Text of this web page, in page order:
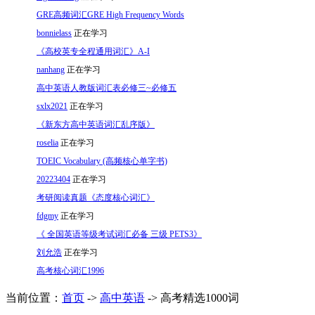
GRE高频词汇GRE High Frequency Words
bonnielass 正在学习
《高校英专全程通用词汇》A-I
nanhang 正在学习
高中英语人教版词汇表必修三~必修五
sxlx2021 正在学习
《新东方高中英语词汇乱序版》
roselia 正在学习
TOEIC Vocabulary (高频核心单字书)
20223404 正在学习
考研阅读真题《态度核心词汇》
fdgmy 正在学习
《 全国英语等级考试词汇必备 三级 PETS3》
刘允浩 正在学习
高考核心词汇1996
当前位置： 首页 -> 高中英语 -> 高考精选1000词